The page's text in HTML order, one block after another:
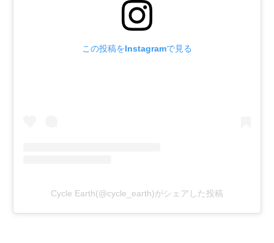
この投稿をInstagramで見る
Cycle Earth(@cycle_earth)がシェアした投稿